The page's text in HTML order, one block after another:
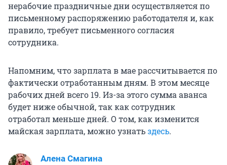
нерабочие праздничные дни осуществляется по
письменному распоряжению работодателя и, как
правило, требует письменного согласия
сотрудника.
Напомним, что зарплата в мае рассчитывается по
фактически отработанным дням. В этом месяце
рабочих дней всего 19. Из-за этого сумма аванса
будет ниже обычной, так как сотрудник
отработал меньше дней. О том, как изменится
майская зарплата, можно узнатьздесь.
Алена Смагина